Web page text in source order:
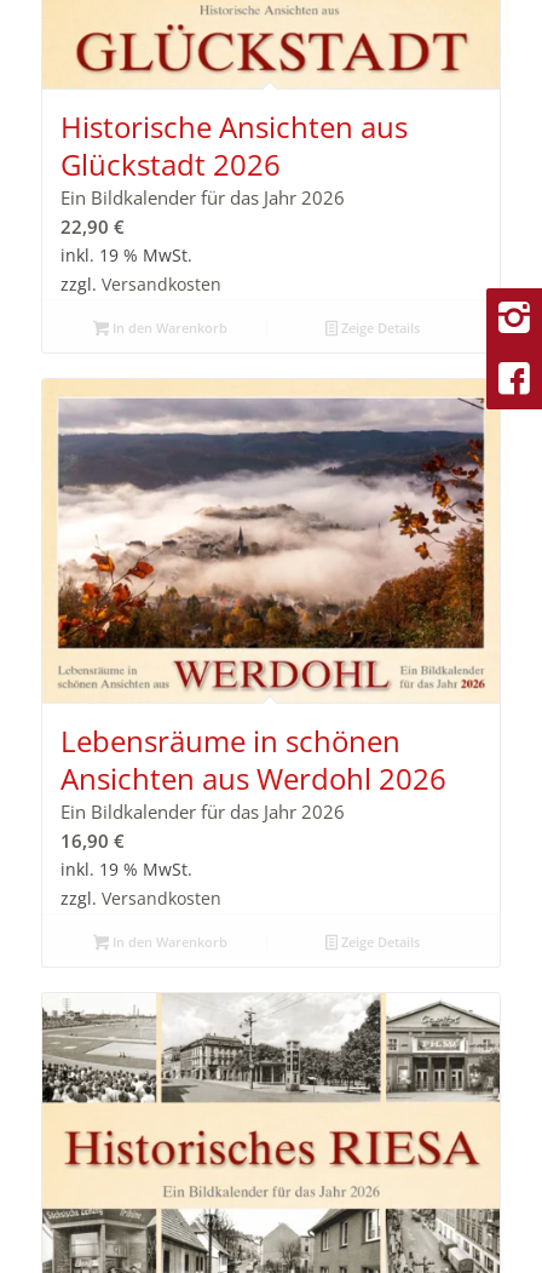
Historische Ansichten aus
Glückstadt 2026
Ein Bildkalender für das Jahr 2026
22,90 €
inkl. 19 % MwSt.
zzgl. Versandkosten
In den Warenkorb Zeige Details
Lebensräume in schönen
Ansichten aus Werdohl 2026
Ein Bildkalender für das Jahr 2026
16,90 €
inkl. 19 % MwSt.
zzgl. Versandkosten
In den Warenkorb Zeige Details